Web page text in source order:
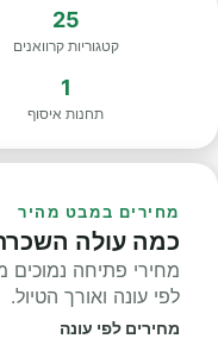
25
קטגוריות קרוואנים
1
תחנות איסוף
מחירים במבט מהיר
כמה עולה
מחירי פתיחה נמוכים
לפי עונה ואורך הטיול.
מחירים לפי עונה